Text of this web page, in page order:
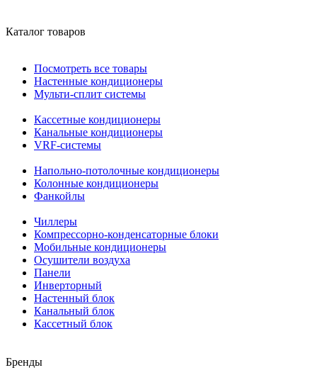
Каталог товаров
Посмотреть все товары
Настенные кондиционеры
Мульти-сплит системы
Кассетные кондиционеры
Канальные кондиционеры
VRF-системы
Напольно-потолочные кондиционеры
Колонные кондиционеры
Фанкойлы
Чиллеры
Компрессорно-конденсаторные блоки
Мобильные кондиционеры
Осушители воздуха
Панели
Инверторный
Настенный блок
Канальный блок
Кассетный блок
Бренды